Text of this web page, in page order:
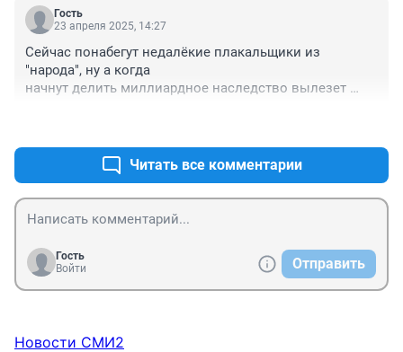
Гость
23 апреля 2025, 14:27
Сейчас понабегут недалёкие плакальщики из
"народа", ну а когда
начнут делить миллиардное наследство вылезет
Читать все комментарии
Гость
Войти
Отправить
Новости СМИ2